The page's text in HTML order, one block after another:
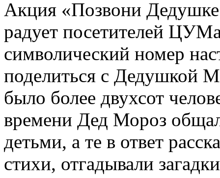
Акция «Позвони
радует посетителей
символический номер
поделиться с Дедушкой
было более двухсот
времени Дед Мороз
детьми, а те в ответ
стихи, отгадывали